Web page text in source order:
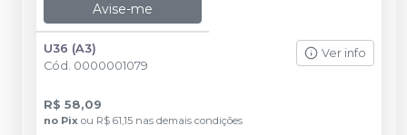
Avise-me
U36 (A3)
Cód. 0000001079
Ver info
R$ 58,09
no Pix ou R$ 61,15 nas demais condições